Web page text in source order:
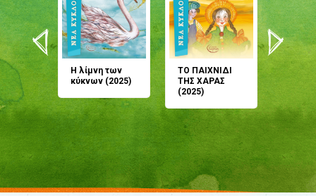
Η λίμνη των
κύκνων (2025)
ΤΟ ΠΑΙΧΝΙΔΙ
ΤΗΣ ΧΑΡΑΣ
(2025)
μου;
(2024)